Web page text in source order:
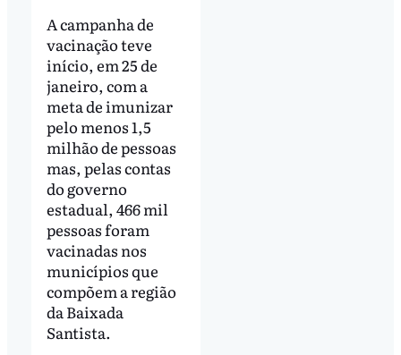
A campanha de
vacinação teve
início, em 25 de
janeiro, com a
meta de imunizar
pelo menos 1,5
milhão de pessoas
mas, pelas contas
do governo
estadual, 466 mil
pessoas foram
vacinadas nos
municípios que
compõem a região
da Baixada
Santista.